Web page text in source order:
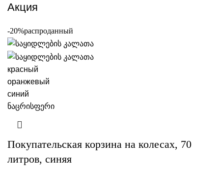
Акция
-20%распроданный
красный
оранжевый
синий
ნაცრისფერი
Покупательская корзина на колесах, 70
литров, синяя